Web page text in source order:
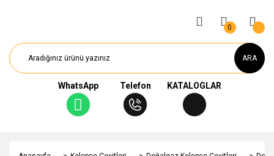
ARA
WhatsApp Telefon KATALOGLAR
0